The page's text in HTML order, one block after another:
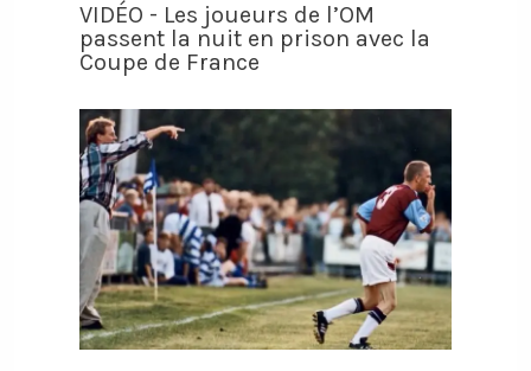
VIDÉO - Les joueurs de l’OM
passent la nuit en prison avec la
Coupe de France